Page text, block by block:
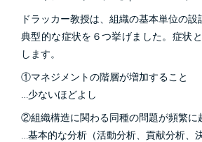
ドラッカー教授は、組織の基本単位の
典型的な症状を６つ挙げました。症状
します。
①マネジメントの階層が増加すること
…少ないほどよし
②組織構造に関わる同種の問題が頻繁に
…基本的な分析（活動分析、貢献分析、